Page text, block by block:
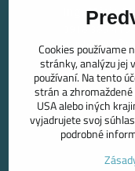
Ing​. Mária
0918 389 415
Cookies používame
stránky, analýzu jej
používaní. Na tento
strán a
USA alebo iných
vyjadrujete svoj
podrobné